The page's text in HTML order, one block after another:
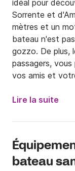
idéal pour
Sorrente et
mètres et un
bateau n'est
gozzo. De plus,
passagers,
vos amis et
être ajouté au
Vous pouvez
est de 120 €
Lire la suite
bateau